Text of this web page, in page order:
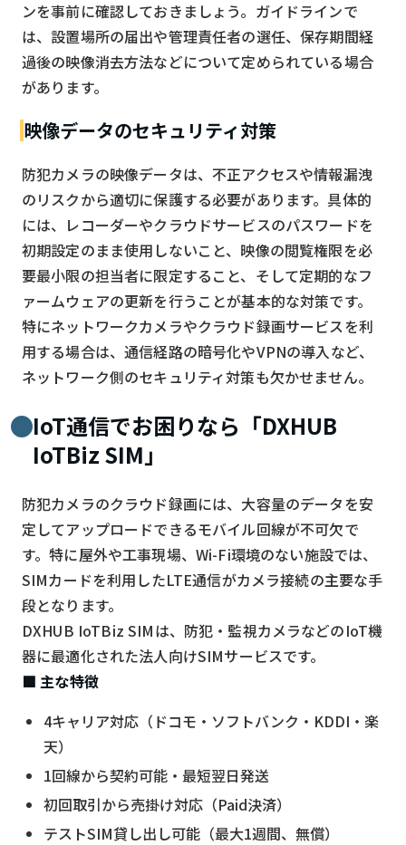
ンを事前に確認しておきましょう。ガイドラインで
は、設置場所の届出や管理責任者の選任、保存期間経
過後の映像消去方法などについて定められている場合
があります。
映像データのセキュリティ対策
防犯カメラの映像データは、不正アクセスや情報漏洩
のリスクから適切に保護する必要があります。具体的
には、レコーダーやクラウドサービスのパスワードを
初期設定のまま使用しないこと、映像の閲覧権限を必
要最小限の担当者に限定すること、そして定期的なフ
ァームウェアの更新を行うことが基本的な対策です。
特にネットワークカメラやクラウド録画サービスを利
用する場合は、通信経路の暗号化やVPNの導入など、
ネットワーク側のセキュリティ対策も欠かせません。
IoT通信でお困りなら「DXHUB
IoTBiz SIM」
防犯カメラのクラウド録画には、大容量のデータを安
定してアップロードできるモバイル回線が不可欠で
す。特に屋外や工事現場、Wi-Fi環境のない施設では、
SIMカードを利用したLTE通信がカメラ接続の主要な手
段となります。
DXHUB IoTBiz SIMは、防犯・監視カメラなどのIoT機
器に最適化された法人向けSIMサービスです。
■ 主な特徴
4キャリア対応（ドコモ・ソフトバンク・KDDI・楽
天）
1回線から契約可能・最短翌日発送
初回取引から売掛け対応（Paid決済）
テストSIM貸し出し可能（最大1週間、無償）